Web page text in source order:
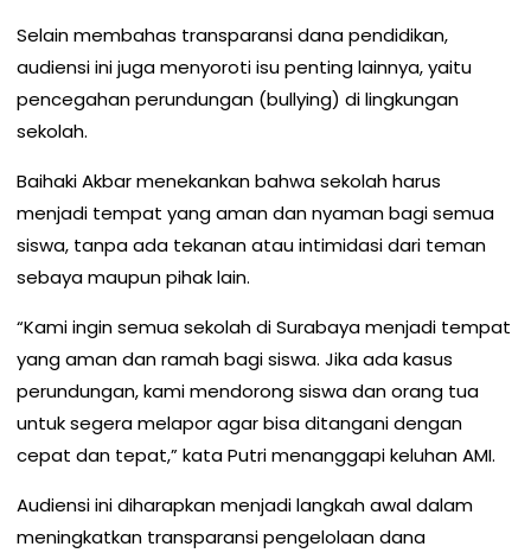
Selain membahas transparansi dana pendidikan,
audiensi ini juga menyoroti isu penting lainnya, yaitu
pencegahan perundungan (bullying) di lingkungan
sekolah.
Baihaki Akbar menekankan bahwa sekolah harus
menjadi tempat yang aman dan nyaman bagi semua
siswa, tanpa ada tekanan atau intimidasi dari teman
sebaya maupun pihak lain.
“Kami ingin semua sekolah di Surabaya menjadi tempat
yang aman dan ramah bagi siswa. Jika ada kasus
perundungan, kami mendorong siswa dan orang tua
untuk segera melapor agar bisa ditangani dengan
cepat dan tepat,” kata Putri menanggapi keluhan AMI.
Audiensi ini diharapkan menjadi langkah awal dalam
meningkatkan transparansi pengelolaan dana